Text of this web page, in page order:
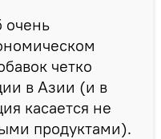
очень
четко
в Азии (и в
касается не
продуктами).